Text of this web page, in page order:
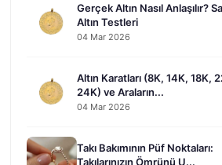
Gerçek Altın Nasıl Anlaşılır?
Altın Testleri
04 Mar 2026
Altın Karatları (8K, 14K, 18K,
24K) ve Araların...
04 Mar 2026
Takı Bakımının Püf Noktaları:
Takılarınızın Ömrünü U...